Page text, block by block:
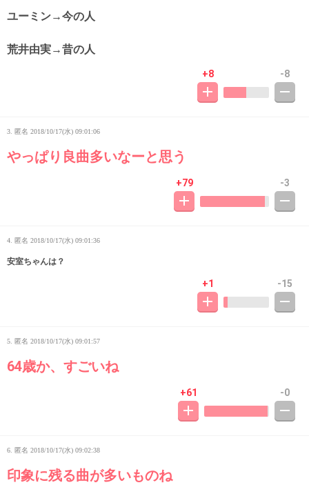
ユーミン→今の人
荒井由実→昔の人
+8 -8
3. 匿名 2018/10/17(水) 09:01:06
やっぱり良曲多いなーと思う
+79 -3
4. 匿名 2018/10/17(水) 09:01:36
安室ちゃんは？
+1 -15
5. 匿名 2018/10/17(水) 09:01:57
64歳か、すごいね
+61 -0
6. 匿名 2018/10/17(水) 09:02:38
印象に残る曲が多いものね